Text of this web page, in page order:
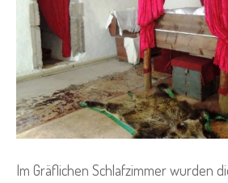
Im Gräflichen Schlafzimmer wurden